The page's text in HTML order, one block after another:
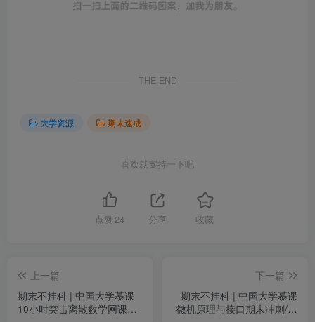
THE END
大学资源 期末速成
喜欢就支持一下吧
点赞 24 分享 收藏
上一篇
期末不挂科 | 中国大学慕课
10小时突击离散数学网课视
下一篇
期末不挂科 | 中国大学慕课
微机原理与接口期末冲刺/考